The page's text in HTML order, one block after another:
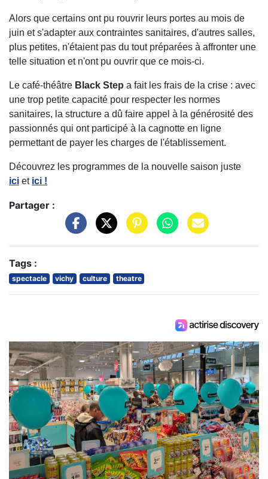
Alors que certains ont pu rouvrir leurs portes au mois de
juin et s'adapter aux contraintes sanitaires, d'autres salles,
plus petites, n'étaient pas du tout préparées à affronter une
telle situation et n'ont pu ouvrir que ce mois-ci.
Le café-théâtre Black Step a fait les frais de la crise : avec
une trop petite capacité pour respecter les normes
sanitaires, la structure a dû faire appel à la générosité des
passionnés qui ont participé à la cagnotte en ligne
permettant de payer les charges de l'établissement.
Découvrez les programmes de la nouvelle saison juste
ici et ici !
Partager :
Tags :
spectacle vichy culture theatre